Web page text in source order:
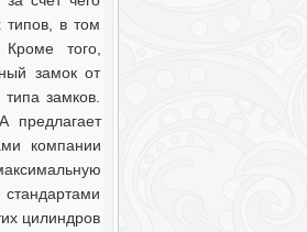
типов, в том
того,
замок от
замков.
предлагает
компании
цилиндров